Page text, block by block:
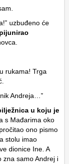
uzbuđeno će
rukama! Trga
Andreja…”
u koju je
s Mađarima oko
ono pismo
stolu imao
dionice Ine. A
zna samo Andrej i